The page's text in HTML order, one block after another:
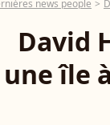
news people
David
une île